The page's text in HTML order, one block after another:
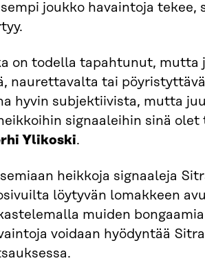
joukko havaintoja tekee,
on todella tapahtunut, mutta
naurettavalta tai
hyvin subjektiivista, mutta
signaaleihin sinä olet
Ylikoski.
heikkoja signaaleja
löytyvän lomakkeen
muiden
voidaan hyödyntää